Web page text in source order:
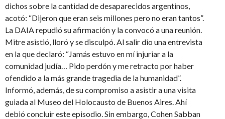
dichos sobre la cantidad de desaparecidos argentinos,
acotó: “Dijeron que eran seis millones pero no eran tantos”.
La DAIA repudió su afirmación y la convocó a una reunión.
Mitre asistió, lloró y se disculpó. Al salir dio una entrevista
en la que declaró: “Jamás estuvo en mí injuriar a la
comunidad judía… Pido perdón y me retracto por haber
ofendido a la más grande tragedia de la humanidad”.
Informó, además, de su compromiso a asistir a una visita
guiada al Museo del Holocausto de Buenos Aires. Ahí
debió concluir este episodio. Sin embargo, Cohen Sabban